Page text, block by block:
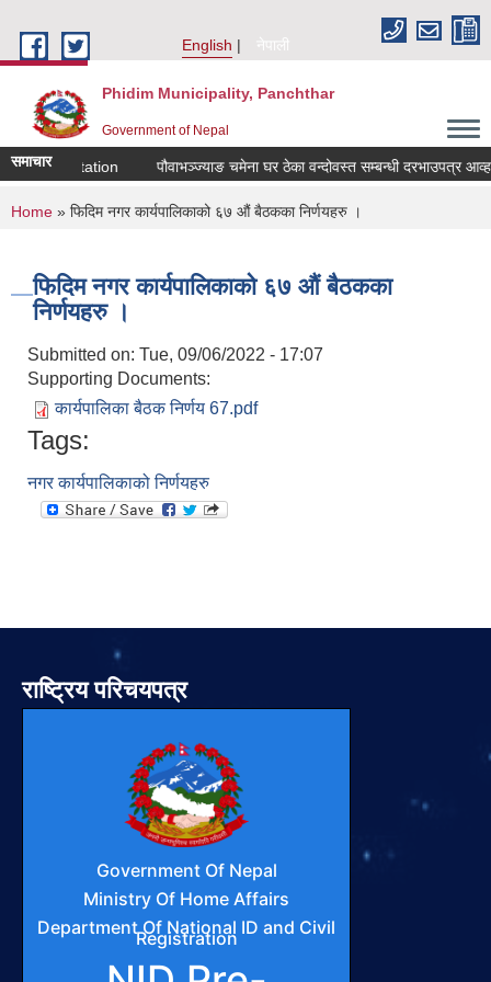
English
नेपाली
Phidim Municipality, Panchthar
Government of Nepal
समाचारQuotation पौवाभञ्ज्याङ चमेना घर ठेका वन्दोवस्त सम्बन्धी दरभाउपत्र
You are here
Home » फिदिम नगर कार्यपालिकाको ६७ औं बैठकका निर्णयहरु ।
फिदिम नगर कार्यपालिकाको ६७ औं बैठकका
निर्णयहरु ।
Submitted on: Tue, 09/06/2022 - 17:07
Supporting Documents:
कार्यपालिका बैठक निर्णय 67.pdf
Tags:
नगर कार्यपालिकाको निर्णयहरु
राष्ट्रिय परिचयपत्र